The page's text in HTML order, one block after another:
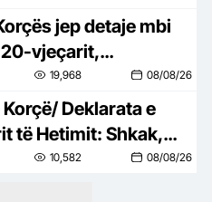
vjeçarit,
tre të rinj të
konflikt
19,968 08/08/26
Deklarata e
të Hetimit: Shkak,
mes autorit
10,582 08/08/26